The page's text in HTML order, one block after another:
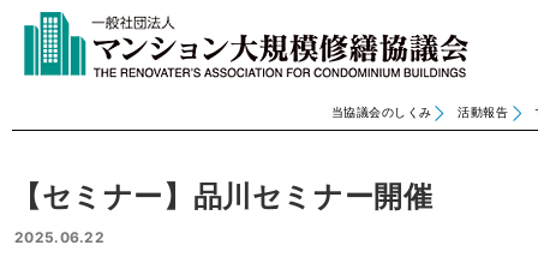
当協議会のしくみ 活動報告
【セミナー】品川セミナー開催
2025.06.22